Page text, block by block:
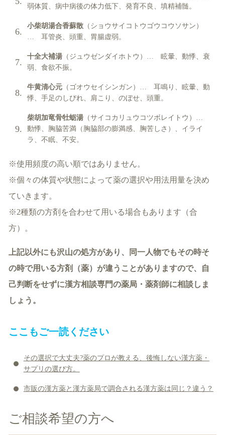
弱体質、病中病後の体力低下、発育不良、填精補髄。
小柴胡湯合香蘇散（ショウサイコトウゴウコウソサン）
… 耳管炎、頭重、胃腸虚弱。
十全大補湯（ジュウゼンダイホトウ）… 眩暈、動悸、衰
弱、食欲不振。
牛黄清心元（ゴオウセイシンガン）… 耳鳴り、眩暈、動
悸、手足のしびれ、肩こり、のぼせ、頭重。
柴胡加竜骨牡蛎湯（サイコカリュウコツボレイトウ）…
動悸、胸脇苦満（胸脇部の膨満感、胸苦しさ）、イライ
ラ、不眠、不安。
※使用頻度の高い順ではありません。
※個々の体質や状態によって薬の選択や用法用量を決め
ていきます。
※2種類の方剤を合わせて用いる場合もあります（合
方）。
上記以外にも沢山の処方があり、同一人物でもその時そ
の時で用いる方剤（薬）が違うことがありますので、自
己判断をせずに漢方相談専門の薬局・薬剤師に相談しま
しょう。
ここもご一読ください
その選択で大丈夫?薬のプロが教える、後悔しない漢方薬・
サプリの選び方。
市販の漢方薬と漢方薬局で調合される漢方薬は同じ？違う？
ご相談希望の方へ